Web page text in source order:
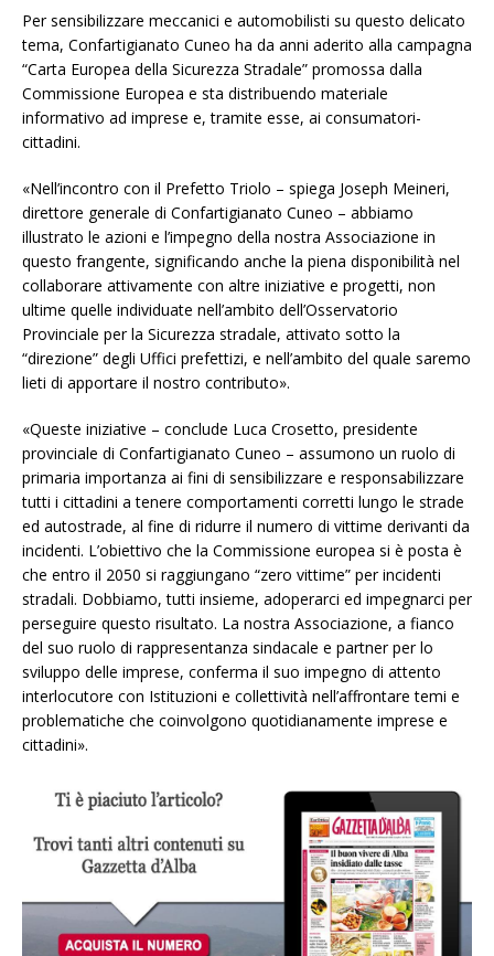
Per sensibilizzare meccanici e automobilisti su questo delicato
tema, Confartigianato Cuneo ha da anni aderito alla campagna
“Carta Europea della Sicurezza Stradale” promossa dalla
Commissione Europea e sta distribuendo materiale
informativo ad imprese e, tramite esse, ai consumatori-
cittadini.
«Nell’incontro con il Prefetto Triolo – spiega Joseph Meineri,
direttore generale di Confartigianato Cuneo – abbiamo
illustrato le azioni e l’impegno della nostra Associazione in
questo frangente, significando anche la piena disponibilità nel
collaborare attivamente con altre iniziative e progetti, non
ultime quelle individuate nell’ambito dell’Osservatorio
Provinciale per la Sicurezza stradale, attivato sotto la
“direzione” degli Uffici prefettizi, e nell’ambito del quale saremo
lieti di apportare il nostro contributo».
«Queste iniziative – conclude Luca Crosetto, presidente
provinciale di Confartigianato Cuneo – assumono un ruolo di
primaria importanza ai fini di sensibilizzare e responsabilizzare
tutti i cittadini a tenere comportamenti corretti lungo le strade
ed autostrade, al fine di ridurre il numero di vittime derivanti da
incidenti. L’obiettivo che la Commissione europea si è posta è
che entro il 2050 si raggiungano “zero vittime” per incidenti
stradali. Dobbiamo, tutti insieme, adoperarci ed impegnarci per
perseguire questo risultato. La nostra Associazione, a fianco
del suo ruolo di rappresentanza sindacale e partner per lo
sviluppo delle imprese, conferma il suo impegno di attento
interlocutore con Istituzioni e collettività nell’affrontare temi e
problematiche che coinvolgono quotidianamente imprese e
cittadini».